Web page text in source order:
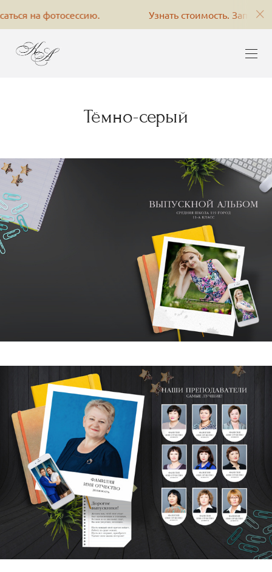
фотосессию. Узнать стоимость. Записаться на
Тёмно-серый